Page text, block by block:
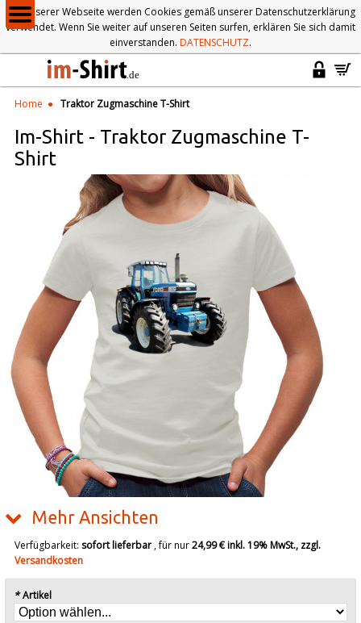
Auf unserer Webseite werden Cookies gemäß unserer Datenschutzerklärung
verwendet. Wenn Sie weiter auf unseren Seiten surfen, erklären Sie sich damit
einverstanden. DATENSCHUTZ.
Home Traktor Zugmaschine T-Shirt
Im-Shirt - Traktor Zugmaschine T-
Shirt
Mehr Ansichten
Verfügbarkeit: sofort lieferbar, für nur24,99 €inkl. 19% MwSt., zzgl.
Versandkosten
* Artikel